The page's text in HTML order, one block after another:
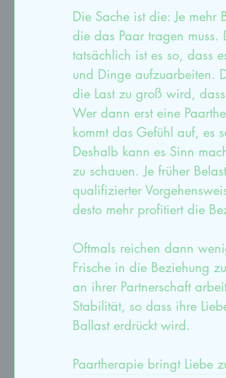
Die Sache ist die: Je mehr
die das Paar tragen
tatsächlich ist es so, dass
und Dinge aufzuarbeiten.
die Last zu groß wird,
Wer dann erst eine
kommt das Gefühl auf, es
Deshalb kann es Sinn
zu schauen. Je früher
qualifizierter
desto mehr profitiert die
Oftmals reichen dann
Frische in die Beziehung
an ihrer Partnerschaft
Stabilität, so dass ihre
Ballast erdrückt wird.
Paartherapie bringt Liebe